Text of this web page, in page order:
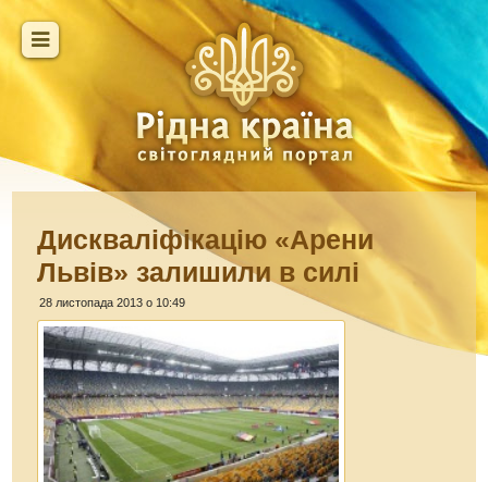
Дискваліфікацію «Арени
Львів» залишили в силі
28 листопада 2013 о 10:49